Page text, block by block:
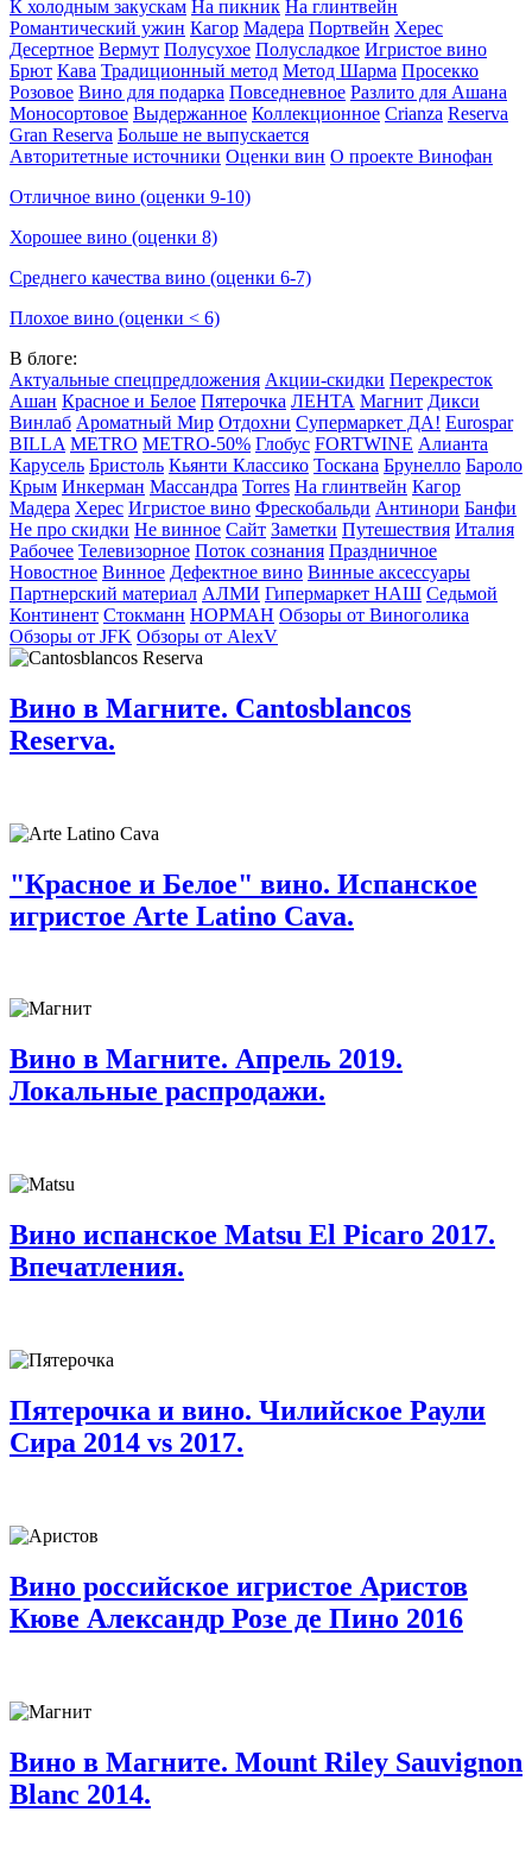
К холодным закускам На пикник На глинтвейн
Романтический ужин Кагор Мадера Портвейн Херес
Десертное Вермут Полусухое Полусладкое Игристое вино
Брют Кава Традиционный метод Метод Шарма Просекко
Розовое Вино для подарка Повседневное Разлито для Ашана
Моносортовое Выдержанное Коллекционное Crianza Reserva
Gran Reserva Больше не выпускается
Авторитетные источники Оценки вин О проекте Винофан
Отличное вино (оценки 9-10)
Хорошее вино (оценки 8)
Среднего качества вино (оценки 6-7)
Плохое вино (оценки < 6)
В блоге:
Актуальные спецпредложения Акции-скидки Перекресток
Ашан Красное и Белое Пятерочка ЛЕНТА Магнит Дикси
Винлаб Ароматный Мир Отдохни Супермаркет ДА! Eurospar
BILLA METRO METRO-50% Глобус FORTWINE Алианта
Карусель Бристоль Кьянти Классико Тоскана Брунелло Бароло
Крым Инкерман Массандра Torres На глинтвейн Кагор
Мадера Херес Игристое вино Фрескобальди Антинори Банфи
Не про скидки Не винное Сайт Заметки Путешествия Италия
Рабочее Телевизорное Поток сознания Праздничное
Новостное Винное Дефектное вино Винные аксессуары
Партнерский материал АЛМИ Гипермаркет НАШ Седьмой
Континент Стокманн НОРМАН Обзоры от Виноголика
Обзоры от JFK Обзоры от AlexV
Вино в Магните. Cantosblancos
Reserva.
"Красное и Белое" вино. Испанское
игристое Arte Latino Cava.
Вино в Магните. Апрель 2019.
Локальные распродажи.
Вино испанское Matsu El Picaro 2017.
Впечатления.
Пятерочка и вино. Чилийское Раули
Сира 2014 vs 2017.
Вино российское игристое Аристов
Кюве Александр Розе де Пино 2016
Вино в Магните. Mount Riley Sauvignon
Blanc 2014.